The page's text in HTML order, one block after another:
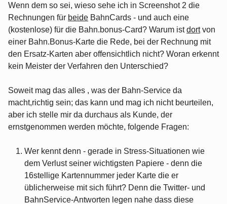
Wenn dem so sei, wieso sehe ich in Screenshot 2 die
Rechnungen für beide BahnCards - und auch eine
(kostenlose) für die Bahn.bonus-Card? Warum istdortvon
einer Bahn.Bonus-Karte die Rede, bei der Rechnung mit
den Ersatz-Karten aber offensichtlich nicht? Woran erkennt
kein Meister der Verfahren den Unterschied?
Soweit mag das alles , was der Bahn-Service da
macht,richtig sein; das kann und mag ich nicht beurteilen,
aber ich stelle mir da durchaus als Kunde, der
ernstgenommen werden möchte, folgende Fragen:
Wer kennt denn - gerade in Stress-Situationen wie
dem Verlust seiner wichtigsten Papiere - denn die
16stellige Kartennummer jeder Karte die er
üblicherweise mit sich führt? Denn die Twitter- und
BahnService-Antworten legen nahe dass diese